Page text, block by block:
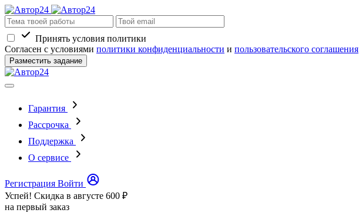
Принять условия политики
Согласен с условиями политики конфиденциальности и пользовательского соглашения
Разместить задание
Гарантия
Рассрочка
Поддержка
О сервисе
Регистрация Войти
Успей! Скидка в августе 600 ₽
на первый заказ